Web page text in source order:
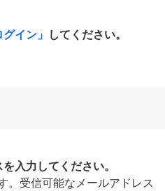
グイン」 してください。
入力してください。
。受信可能なメールアドレス